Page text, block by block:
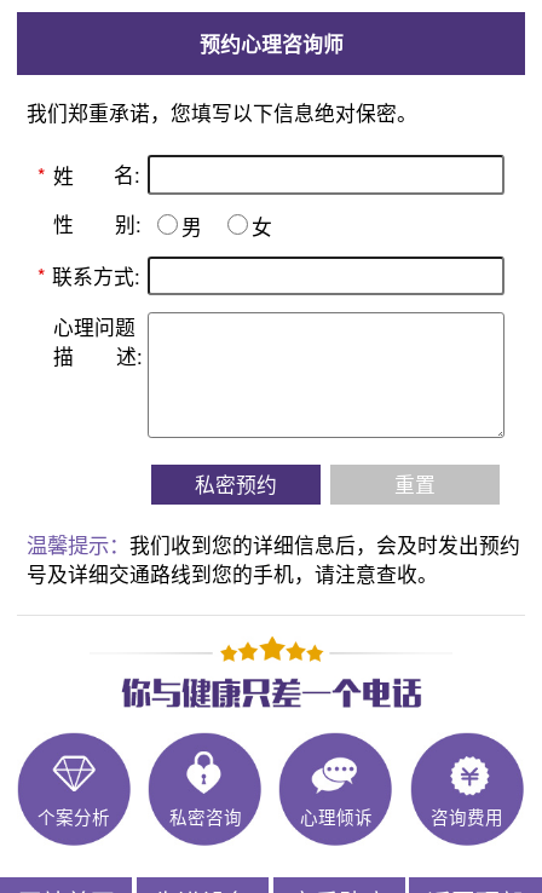
预约心理咨询师
我们郑重承诺，您填写以下信息绝对保密。
* 姓 名:
性 别: 男
女
* 联系方式:
心理问题
描
述:
私密预约 重置
温馨提示：我们收到您的详细信息后，会及时发出预约
号及详细交通路线到您的手机，请注意查收。
个案分析 私密咨询 心理倾诉 咨询费用